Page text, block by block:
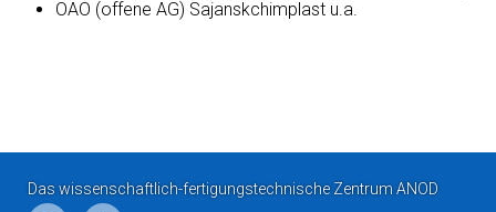
ОАО (offene AG) Sajanskchimplast u.a.
Das wissenschaftlich-fertigungstechnische Zentrum ANOD